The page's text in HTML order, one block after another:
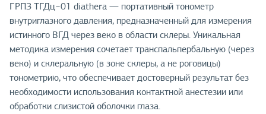
ГРПЗ ТГДц−01 diathera — портативный тонометр
внутриглазного давления, предназначенный для измерения
истинного ВГД через веко в области склеры. Уникальная
методика измерения сочетает транспальпербальную (через
веко) и склеральную (в зоне склеры, а не роговицы)
тонометрию, что обеспечивает достоверный результат без
необходимости использования контактной анестезии или
обработки слизистой оболочки глаза.